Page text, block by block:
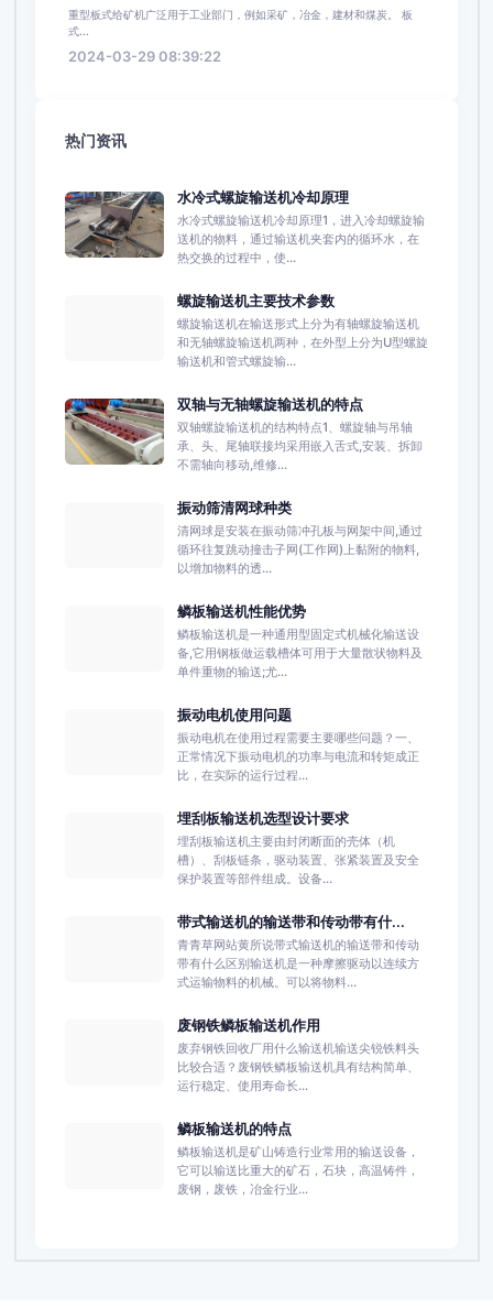
重型板式给矿机广泛用于工业部门，例如采矿，冶金，建材和煤炭。 板
式...
2024-03-29 08:39:22
热门资讯
水冷式螺旋输送机冷却原理
水冷式螺旋输送机冷却原理1，进入冷却螺旋输
送机的物料，通过输送机夹套内的循环水，在
热交换的过程中，使...
螺旋输送机主要技术参数
螺旋输送机在输送形式上分为有轴螺旋输送机
和无轴螺旋输送机两种，在外型上分为U型螺旋
输送机和管式螺旋输...
双轴与无轴螺旋输送机的特点
双轴螺旋输送机的结构特点1、螺旋轴与吊轴
承、头、尾轴联接均采用嵌入舌式,安装、拆卸
不需轴向移动,维修...
振动筛清网球种类
清网球是安装在振动筛冲孔板与网架中间,通过
循环往复跳动撞击子网(工作网)上黏附的物料,
以增加物料的透...
鳞板输送机性能优势
鳞板输送机是一种通用型固定式机械化输送设
备,它用钢板做运载槽体可用于大量散状物料及
单件重物的输送;尤...
振动电机使用问题
振动电机在使用过程需要主要哪些问题？一、
正常情况下振动电机的功率与电流和转矩成正
比，在实际的运行过程...
埋刮板输送机选型设计要求
埋刮板输送机主要由封闭断面的壳体（机
槽）、刮板链条，驱动装置、张紧装置及安全
保护装置等部件组成。设备...
带式输送机的输送带和传动带有什...
青青草网站黄所说带式输送机的输送带和传动
带有什么区别输送机是一种摩擦驱动以连续方
式运输物料的机械。可以将物料...
废钢铁鳞板输送机作用
废弃钢铁回收厂用什么输送机输送尖锐铁料头
比较合适？废钢铁鳞板输送机具有结构简单、
运行稳定、使用寿命长...
鳞板输送机的特点
鳞板输送机是矿山铸造行业常用的输送设备，
它可以输送比重大的矿石，石块，高温铸件，
废钢，废铁，冶金行业...